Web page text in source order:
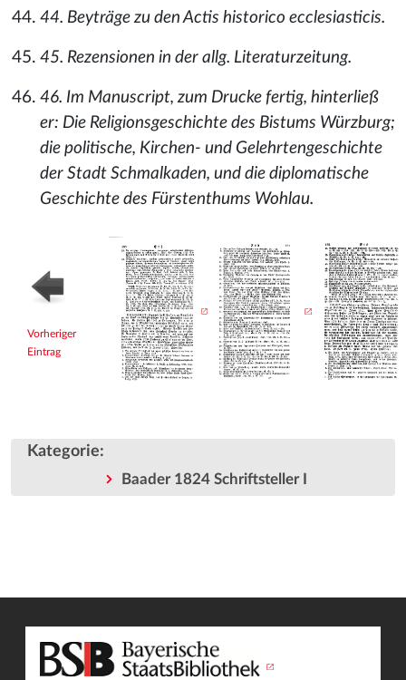
44. Beyträge zu den Actis historico ecclesiasticis.
45. Rezensionen in der allg. Literaturzeitung.
46. Im Manuscript, zum Drucke fertig, hinterließ
er: Die Religionsgeschichte des Bistums Würzburg;
die politische, Kirchen- und Gelehrtengeschichte
der Stadt Schmalkaden, und die diplomatische
Geschichte des Fürstenthums Wohlau.
Vorheriger
Eintrag
Kategorie:
Baader 1824 Schriftsteller I